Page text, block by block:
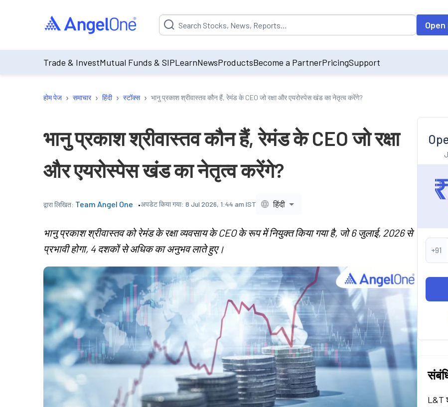
Suggestion will be populated by default on accessing the input field. On entering data
Trade & InvestMutual Funds & SIPLearnNewsProductsBecome a PartnerPricingSupport
होम पेज › समाचार › हिंदी › स्टॉक्स › भानु प्रकाश श्रीवास्तव कौन हैं, रेमंड के CEO जो रक्षा और एयरोस्पेस खंड का नेतृत्व करेंगे?
भानु प्रकाश श्रीवास्तव कौन हैं, रेमंड के CEO जो रक्षा
और एयरोस्पेस खंड का नेतृत्व करेंगे?
द्वारा लिखित: Team Angel One अपडेट किया गया: 8 Jul 2026, 1:44 am IST हिंदी
भानु प्रकाश श्रीवास्तव को रेमंड के रक्षा व्यवसाय के CEO के रूप में नियुक्त किया गया है, जो 6 जुलाई, 2026 से
प्रभावी होगा, 4 दशकों से अधिक का अनुभव लाते हुए।
+91
L&T